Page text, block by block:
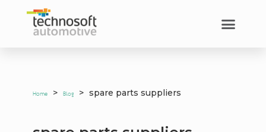
Home > Blog > spare parts suppliers